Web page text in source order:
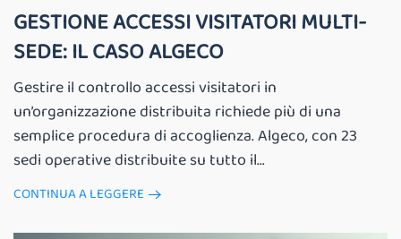
GESTIONE ACCESSI VISITATORI MULTI-
SEDE: IL CASO ALGECO
Gestire il controllo accessi visitatori in
un’organizzazione distribuita richiede più di una
semplice procedura di accoglienza. Algeco, con 23
sedi operative distribuite su tutto il...
CONTINUA A LEGGERE